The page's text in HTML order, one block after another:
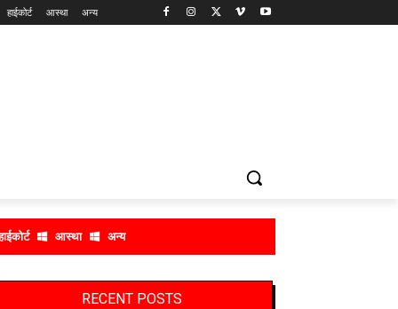
हाईकोर्ट आस्था अन्य
आस्था अन्य
RECENT POSTS